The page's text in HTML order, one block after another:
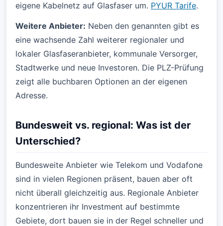
eigene Kabelnetz auf Glasfaser um. PYUR Tarife.
Weitere Anbieter: Neben den genannten gibt es
eine wachsende Zahl weiterer regionaler und
lokaler Glasfaseranbieter, kommunale Versorger,
Stadtwerke und neue Investoren. Die PLZ-Prüfung
zeigt alle buchbaren Optionen an der eigenen
Adresse.
Bundesweit vs. regional: Was ist der
Unterschied?
Bundesweite Anbieter wie Telekom und Vodafone
sind in vielen Regionen präsent, bauen aber oft
nicht überall gleichzeitig aus. Regionale Anbieter
konzentrieren ihr Investment auf bestimmte
Gebiete, dort bauen sie in der Regel schneller und